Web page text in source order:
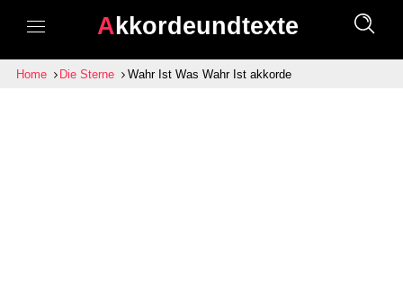
Akkordeundtexte
Home Die Sterne Wahr Ist Was Wahr Ist akkorde